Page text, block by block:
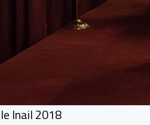
Inail 2018